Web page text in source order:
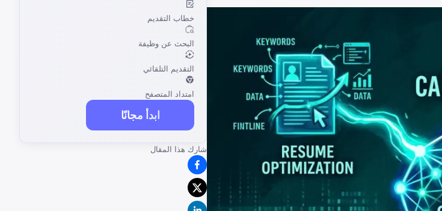
خطاب التقديم
البحث عن وظيفة
التقديم التلقائي
امتداد المتصفح
ابدأ مجانًا
شارك هذا المقال